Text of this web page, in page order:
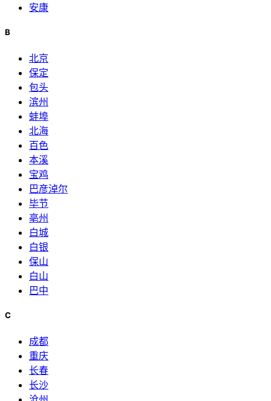
安康
B
北京
保定
包头
滨州
蚌埠
北海
百色
本溪
宝鸡
巴彦淖尔
毕节
亳州
白城
白银
保山
白山
巴中
C
成都
重庆
长春
长沙